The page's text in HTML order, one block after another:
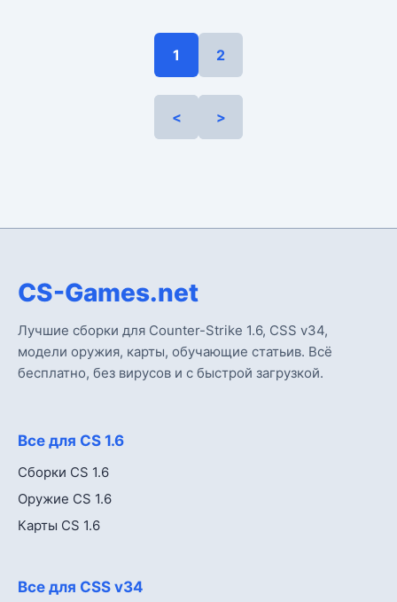
1 2
< >
CS-Games.net
Лучшие сборки для Counter-Strike 1.6, CSS v34,
модели оружия, карты, обучающие статьив. Всё
бесплатно, без вирусов и с быстрой загрузкой.
Все для CS 1.6
Сборки CS 1.6
Оружие CS 1.6
Карты CS 1.6
Все для CSS v34